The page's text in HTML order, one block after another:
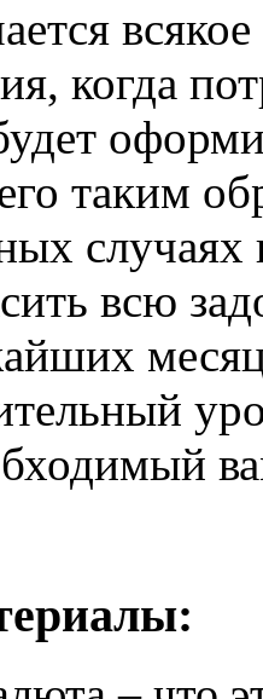
когда
таким
всю